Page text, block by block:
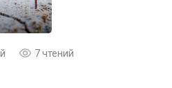
7 чтений